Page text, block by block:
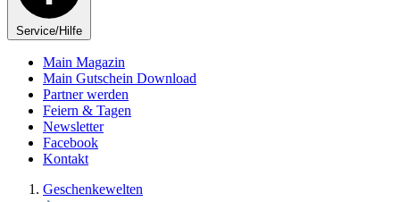
Service/Hilfe
Main Magazin
Main Gutschein Download
Partner werden
Feiern & Tagen
Newsletter
Facebook
Kontakt
Geschenkewelten